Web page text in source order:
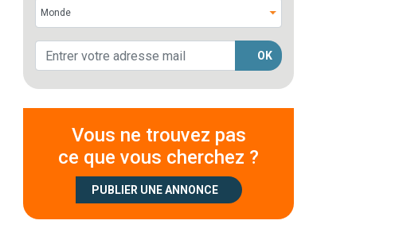
OK
Vous ne trouvez pas
ce que vous cherchez ?
PUBLIER UNE ANNONCE